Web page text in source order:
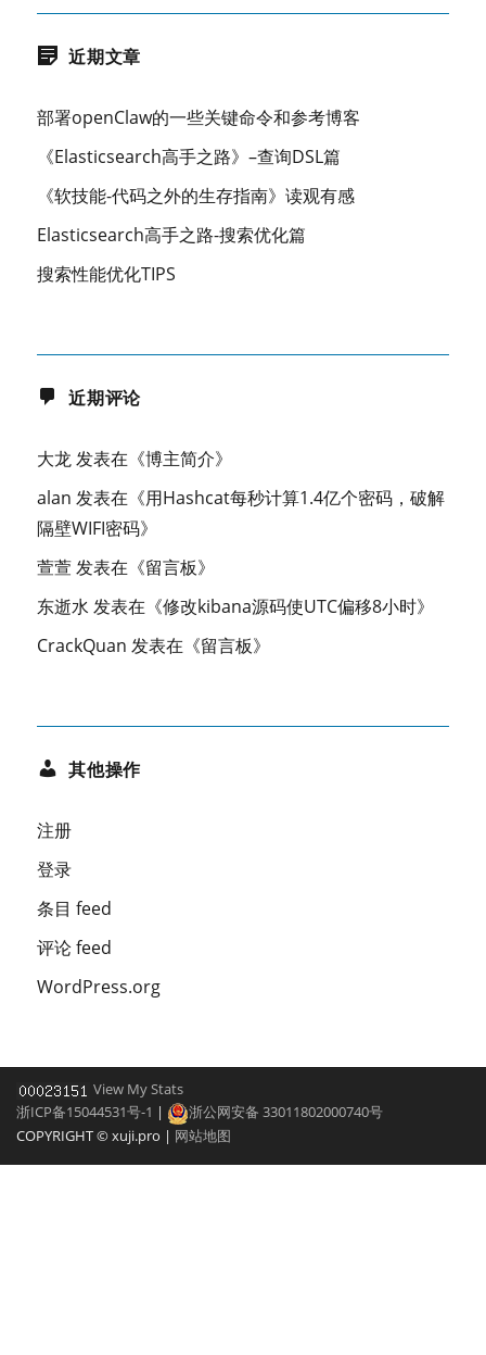
近期文章
部署openClaw的一些关键命令和参考博客
《Elasticsearch高手之路》–查询DSL篇
《软技能-代码之外的生存指南》读观有感
Elasticsearch高手之路-搜索优化篇
搜索性能优化TIPS
近期评论
大龙发表在《博主简介》
alan 发表在《用Hashcat每秒计算1.4亿个密码，破解
隔壁WIFI密码》
萱萱发表在《留言板》
东逝水 发表在《修改kibana源码使UTC偏移8小时》
CrackQuan 发表在《留言板》
其他操作
注册
登录
条目 feed
评论 feed
WordPress.org
View My Stats
浙ICP备15044531号-1 |
浙公网安备 33011802000740号
COPYRIGHT © xuji.pro | 网站地图